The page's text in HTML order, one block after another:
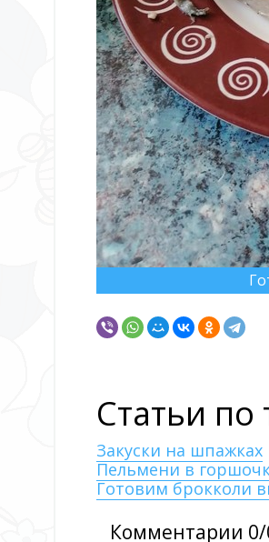
Статьи по
Закуски на шпажках
Пельмени в
Готовим брокколи
Комментарии 0/